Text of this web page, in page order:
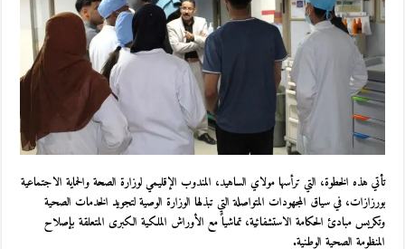
تأتي هذه الخطوة، التي ترأسها مولاي الساهيد، المندوب الإقليمي لوزارة الصحة والحماية الاجتماعية
بورزازات، في سياق المجهودات المتواصلة التي تبذلها الوزارة الوصية لتجويد الخدمات الصحية
وتكريس مبادئ الحكامة الاستشفائية، تماشياً مع الأوراش الملكية الكبرى المتعلقة بإصلاح
المنظومة الصحية الوطنية.